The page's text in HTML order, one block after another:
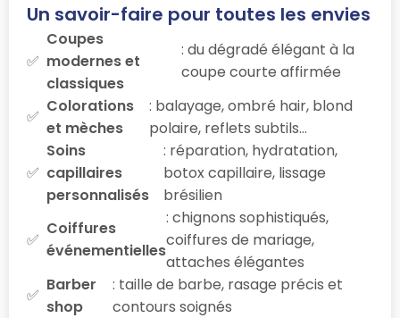
Un savoir-faire pour toutes les envies
Coupes
modernes et
classiques
: du dégradé élégant à la
coupe courte affirmée
Colorations
et mèches
: balayage, ombré hair, blond
polaire, reflets subtils…
Soins
capillaires
personnalisés
: réparation, hydratation,
botox capillaire, lissage
brésilien
Coiffures
événementielles
: chignons sophistiqués,
coiffures de mariage,
attaches élégantes
Barber
shop
: taille de barbe, rasage précis et
contours soignés